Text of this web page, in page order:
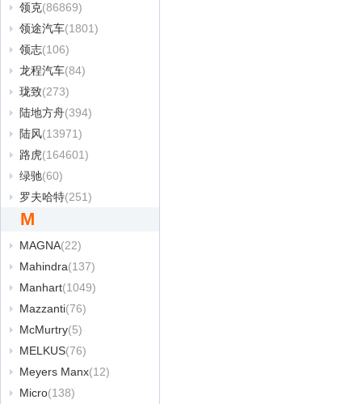
领克(86869)
领途汽车(1801)
领志(106)
龙程汽车(84)
珑致(273)
陆地方舟(394)
陆风(13971)
路虎(164601)
绿驰(60)
罗夫哈特(251)
M
MAGNA(22)
Mahindra(137)
Manhart(1049)
Mazzanti(76)
McMurtry(5)
MELKUS(76)
Meyers Manx(12)
Micro(138)